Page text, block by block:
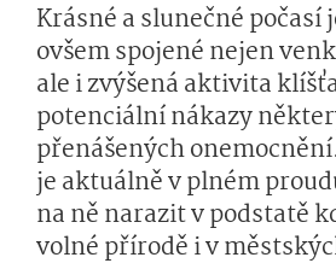
Krásné a slunečné počasí
ovšem spojené nejen
ale i zvýšená aktivita
potenciální nákazy
přenášených
je aktuálně v plném
na ně narazit v podstatě
volné přírodě i v